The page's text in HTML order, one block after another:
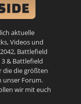
aktuelle
Videos und
, Battlefield
& Battlefield
die die größten
unser Forum.
wir mit euch